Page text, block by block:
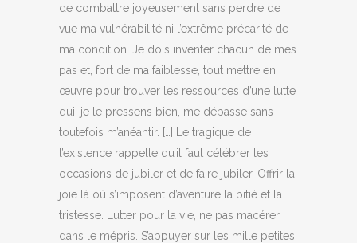
de combattre joyeusement sans perdre de
vue ma vulnérabilité ni l’extrême précarité de
ma condition. Je dois inventer chacun de mes
pas et, fort de ma faiblesse, tout mettre en
œuvre pour trouver les ressources d’une lutte
qui, je le pressens bien, me dépasse sans
toutefois m’anéantir. […] Le tragique de
l’existence rappelle qu’il faut célébrer les
occasions de jubiler et de faire jubiler. Offrir la
joie là où s’imposent d’aventure la pitié et la
tristesse. Lutter pour la vie, ne pas macérer
dans le mépris. S’appuyer sur les mille petites